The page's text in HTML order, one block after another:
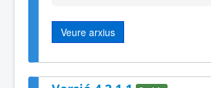
Veure arxius